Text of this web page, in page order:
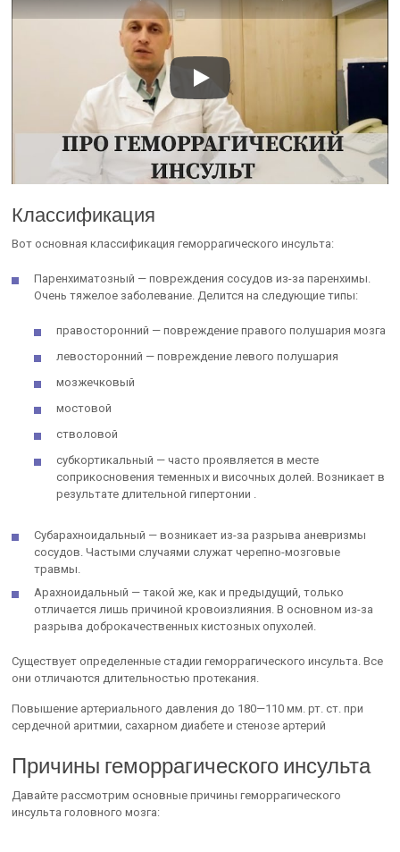
Классификация
Вот основная классификация геморрагического инсульта:
Паренхиматозный — повреждения сосудов из-за паренхимы.
Очень тяжелое заболевание. Делится на следующие типы:
правосторонний — повреждение правого полушария мозга
левосторонний — повреждение левого полушария
мозжечковый
мостовой
стволовой
субкортикальный — часто проявляется в месте
соприкосновения теменных и височных долей. Возникает в
результате длительной гипертонии .
Субарахноидальный — возникает из-за разрыва аневризмы
сосудов. Частыми случаями служат черепно-мозговые
травмы.
Арахноидальный — такой же, как и предыдущий, только
отличается лишь причиной кровоизлияния. В основном из-за
разрыва доброкачественных кистозных опухолей.
Существует определенные стадии геморрагического инсульта. Все
они отличаются длительностью протекания.
Повышение артериального давления до 180—110 мм. рт. ст. при
сердечной аритмии, сахарном диабете и стенозе артерий
Причины геморрагического инсульта
Давайте рассмотрим основные причины геморрагического
инсульта головного мозга: